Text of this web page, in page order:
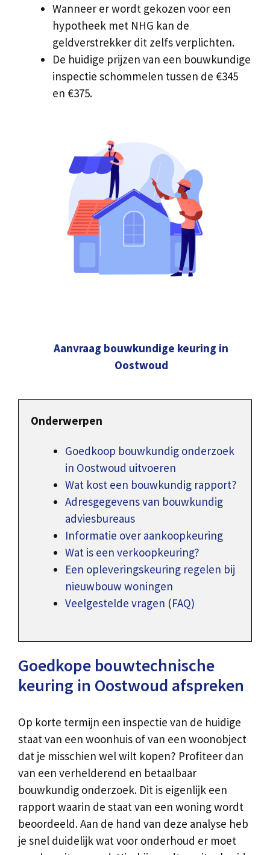
Wanneer er wordt gekozen voor een
hypotheek met NHG kan de
geldverstrekker dit zelfs verplichten.
De huidige prijzen van een bouwkundige
inspectie schommelen tussen de €345
en €375.
Aanvraag bouwkundige keuring in
Oostwoud
Onderwerpen
Goedkoop bouwkundig onderzoek
in Oostwoud uitvoeren
Wat kost een bouwkundig rapport?
Adresgegevens van bouwkundig
adviesbureaus
Informatie over aankoopkeuring
Wat is een verkoopkeuring?
Een opleveringskeuring regelen bij
nieuwbouw woningen
Veelgestelde vragen (FAQ)
Goedkope bouwtechnische
keuring in Oostwoud afspreken
Op korte termijn een inspectie van de huidige
staat van een woonhuis of van een woonobject
dat je misschien wel wilt kopen? Profiteer dan
van een verhelderend en betaalbaar
bouwkundig onderzoek. Dit is eigenlijk een
rapport waarin de staat van een woning wordt
beoordeeld. Aan de hand van deze analyse heb
je snel duidelijk wat voor onderhoud er moet